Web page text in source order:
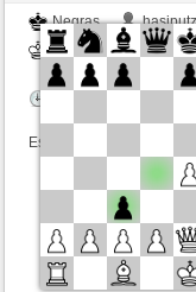
Negras
Blancas
Tiempo: 4 minutes/
Esta partida es por puntos